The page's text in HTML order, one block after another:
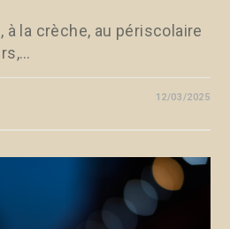
à la crèche, au périscolaire
12/03/2025